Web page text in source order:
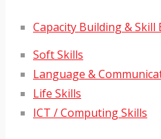
Capacity Building & Skill
Soft Skills
Language &
Life Skills
ICT / Computing Skills